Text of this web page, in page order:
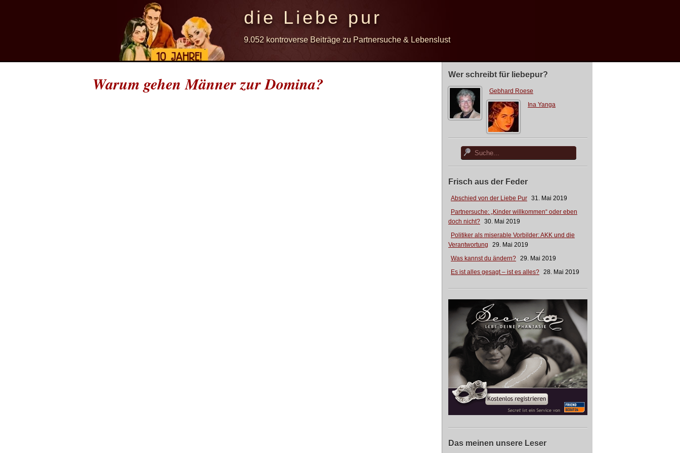
die Liebe pur
9.052 kontroverse Beiträge zu Partnersuche & Lebenslust
Wer schreibt für liebepur?
Gebhard Roese
Ina Yanga
Frisch aus der Feder
Abschied von der Liebe Pur 31. Mai 2019
Partnersuche: „Kinder willkommen“ oder eben
doch nicht? 30. Mai 2019
Politiker als miserable Vorbilder: AKK und die
Verantwortung
29. Mai 2019
Was kannst du ändern? 29. Mai 2019
Es ist alles gesagt – ist es alles? 28. Mai 2019
Das meinen unsere Leser
Warum gehen Männer zur Domina?